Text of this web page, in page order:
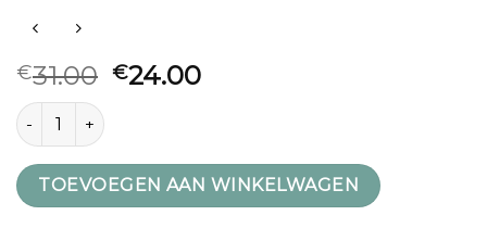
€31.00 €24.00
sjaal satijn aantal
TOEVOEGEN AAN WINKELWAGEN